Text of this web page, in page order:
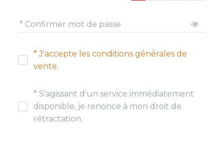
* Confirmer mot de passe
* J'accepte les conditions générales de
vente.
* S'agissant d'un service immédiatement
disponible, je renonce à mon droit de
rétractation.